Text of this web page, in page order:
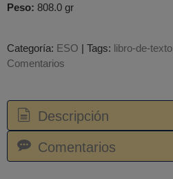
Peso: 808.0 gr
Categoría: ESO | Tags: libro-de-texto
Comentarios
Descripción
Comentarios